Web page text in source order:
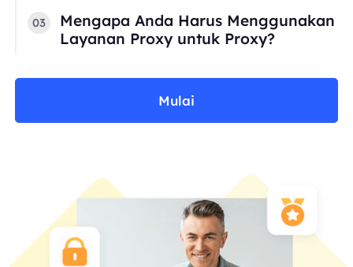
03
Mengapa Anda Harus Menggunakan
Layanan Proxy untuk Proxy?
Mulai